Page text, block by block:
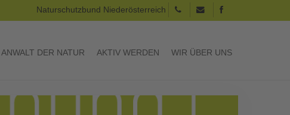
Naturschutzbund Niederösterreich
ANWALT DER NATUR AKTIV WERDEN WIR ÜBER UNS